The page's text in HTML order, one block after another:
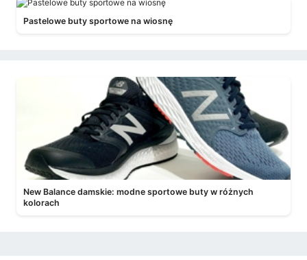
Pastelowe buty sportowe na wiosnę
New Balance damskie: modne sportowe buty w różnych
kolorach